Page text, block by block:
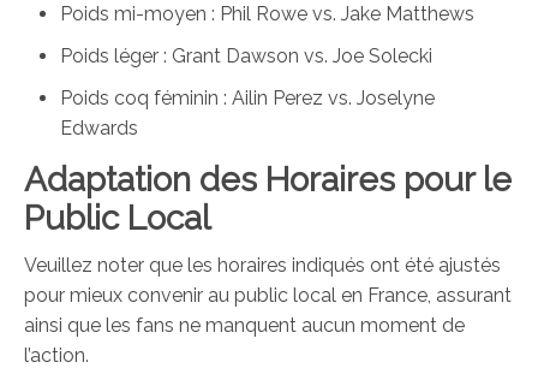
Poids mi-moyen : Phil Rowe vs. Jake Matthews
Poids léger : Grant Dawson vs. Joe Solecki
Poids coq féminin : Ailin Perez vs. Joselyne
Edwards
Adaptation des Horaires pour le
Public Local
Veuillez noter que les horaires indiqués ont été ajustés
pour mieux convenir au public local en France, assurant
ainsi que les fans ne manquent aucun moment de
l’action.